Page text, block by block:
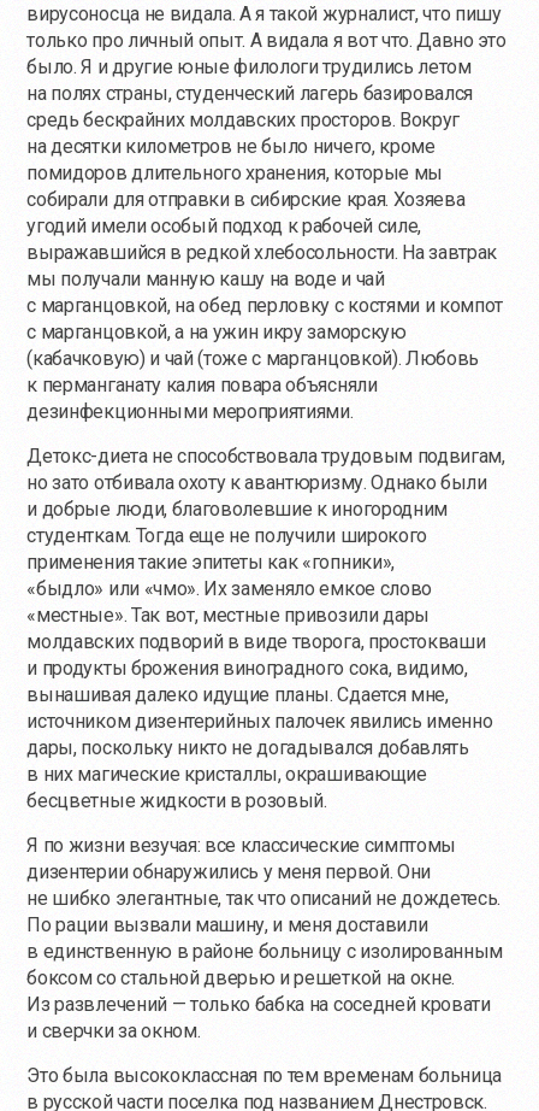
вирусоносца не видала. А я такой журналист, что пишу
только про личный опыт. А видала я вот что. Давно это
было. Я и другие юные филологи трудились летом
на полях страны, студенческий лагерь базировался
средь бескрайних молдавских просторов. Вокруг
на десятки километров не было ничего, кроме
помидоров длительного хранения, которые мы
собирали для отправки в сибирские края. Хозяева
угодий имели особый подход к рабочей силе,
выражавшийся в редкой хлебосольности. На завтрак
мы получали манную кашу на воде и чай
с марганцовкой, на обед перловку с костями и компот
с марганцовкой, а на ужин икру заморскую
(кабачковую) и чай (тоже с марганцовкой). Любовь
к перманганату калия повара объясняли
дезинфекционными мероприятиями.
Детокс-диета не способствовала трудовым подвигам,
но зато отбивала охоту к авантюризму. Однако были
и добрые люди, благоволевшие к иногородним
студенткам. Тогда еще не получили широкого
применения такие эпитеты как «гопники»,
«быдло» или «чмо». Их заменяло емкое слово
«местные». Так вот, местные привозили дары
молдавских подворий в виде творога, простокваши
и продукты брожения виноградного сока, видимо,
вынашивая далеко идущие планы. Сдается мне,
источником дизентерийных палочек явились именно
дары, поскольку никто не догадывался добавлять
в них магические кристаллы, окрашивающие
бесцветные жидкости в розовый.
Я по жизни везучая: все классические симптомы
дизентерии обнаружились у меня первой. Они
не шибко элегантные, так что описаний не дождетесь.
По рации вызвали машину, и меня доставили
в единственную в районе больницу с изолированным
боксом со стальной дверью и решеткой на окне.
Из развлечений — только бабка на соседней кровати
и сверчки за окном.
Это была высококлассная по тем временам больница
в русской части поселка под названием Днестровск.